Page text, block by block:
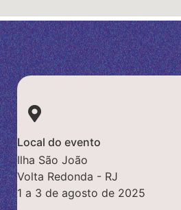
Local do evento
Ilha São João
Volta Redonda - RJ
1 a 3 de agosto de 2025